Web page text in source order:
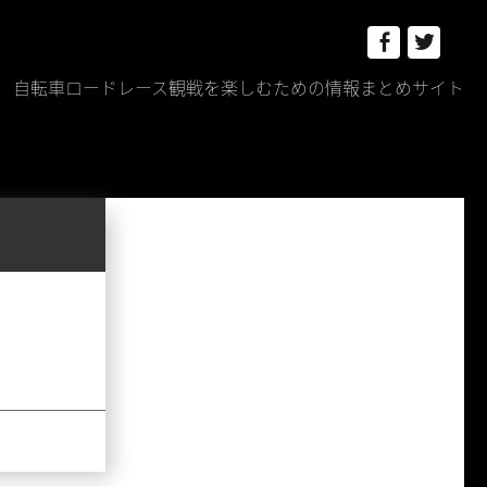
自転車ロードレース観戦を楽しむための情報まとめサイト
Facebook